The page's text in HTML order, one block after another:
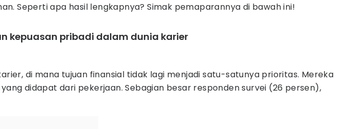
Seperti apa hasil lengkapnya? Simak pemaparannya di bawah ini!
kepuasan pribadi dalam dunia karier
di mana tujuan finansial tidak lagi menjadi satu-satunya prioritas. Mereka
didapat dari pekerjaan. Sebagian besar responden survei (26 persen),